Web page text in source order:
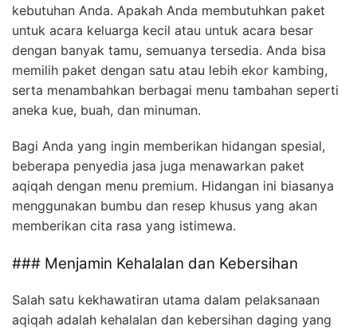
kebutuhan Anda. Apakah Anda membutuhkan paket
untuk acara keluarga kecil atau untuk acara besar
dengan banyak tamu, semuanya tersedia. Anda bisa
memilih paket dengan satu atau lebih ekor kambing,
serta menambahkan berbagai menu tambahan seperti
aneka kue, buah, dan minuman.
Bagi Anda yang ingin memberikan hidangan spesial,
beberapa penyedia jasa juga menawarkan paket
aqiqah dengan menu premium. Hidangan ini biasanya
menggunakan bumbu dan resep khusus yang akan
memberikan cita rasa yang istimewa.
### Menjamin Kehalalan dan Kebersihan
Salah satu kekhawatiran utama dalam pelaksanaan
aqiqah adalah kehalalan dan kebersihan daging yang